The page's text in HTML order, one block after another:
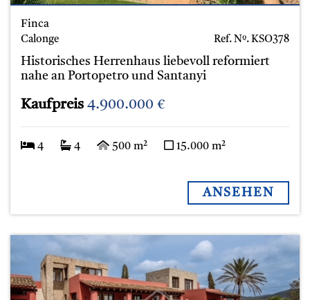
Finca
Calonge Ref. Nº. KSO378
Historisches Herrenhaus liebevoll reformiert
nahe an Portopetro und Santanyi
Kaufpreis 4.900.000 €
4 4 500 m² 15.000 m²
ANSEHEN